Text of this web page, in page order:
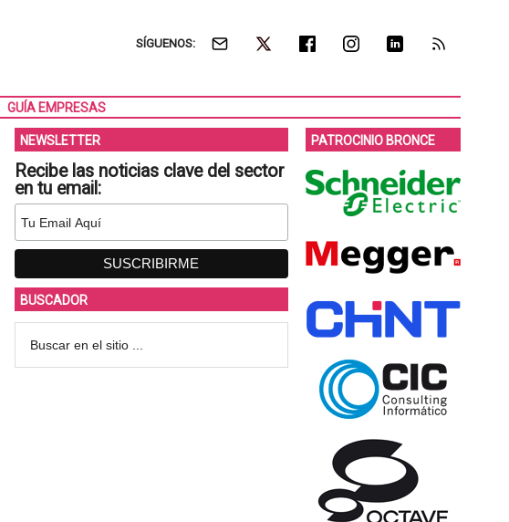
SÍGUENOS:
GUÍA EMPRESAS
NEWSLETTER
Recibe las noticias clave del sector
en tu email:
BUSCADOR
PATROCINIO BRONCE